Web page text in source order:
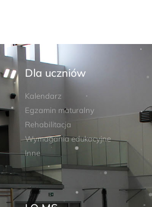
Dla uczniów
Kalendarz
Egzamin maturalny
Rehabilitacja
Wymagania edukacyjne
Inne